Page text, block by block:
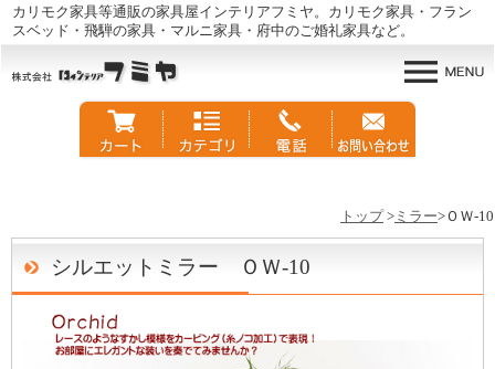
カリモク家具等通販の家具屋インテリアフミヤ。カリモク家具・フラン
スベッド・飛騨の家具・マルニ家具・府中のご婚礼家具など。
トップ > ミラー>ＯＷ-10
シルエットミラー ＯＷ-10